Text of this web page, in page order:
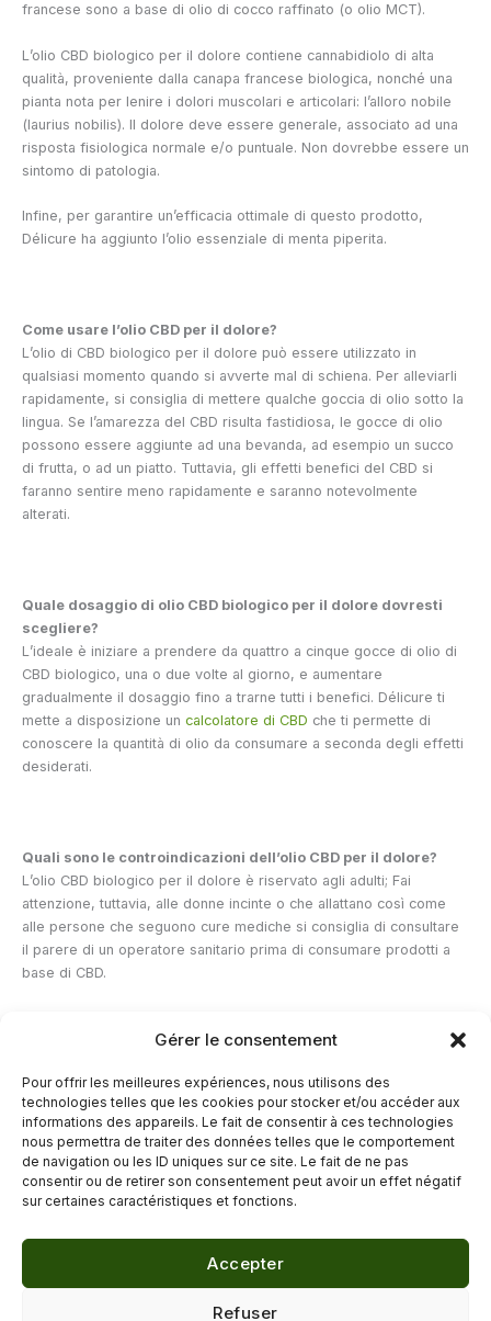
Gérer le consentement
Pour offrir les meilleures expériences, nous utilisons des
technologies telles que les cookies pour stocker et/ou accéder aux
informations des appareils. Le fait de consentir à ces technologies
nous permettra de traiter des données telles que le comportement
de navigation ou les ID uniques sur ce site. Le fait de ne pas
consentir ou de retirer son consentement peut avoir un effet négatif
sur certaines caractéristiques et fonctions.
Accepter
Refuser
francese sono a base di olio di cocco raffinato (o olio MCT).
L’olio CBD biologico per il dolore contiene cannabidiolo di alta
qualità, proveniente dalla canapa francese biologica, nonché una
pianta nota per lenire i dolori muscolari e articolari: l’alloro nobile
(laurius nobilis). Il dolore deve essere generale, associato ad una
risposta fisiologica normale e/o puntuale. Non dovrebbe essere un
sintomo di patologia.
Infine, per garantire un’efficacia ottimale di questo prodotto,
Délicure ha aggiunto l’olio essenziale di menta piperita.
Come usare l’olio CBD per il dolore?
L’olio di CBD biologico per il dolore può essere utilizzato in
qualsiasi momento quando si avverte mal di schiena. Per alleviarli
rapidamente, si consiglia di mettere qualche goccia di olio sotto la
lingua. Se l’amarezza del CBD risulta fastidiosa, le gocce di olio
possono essere aggiunte ad una bevanda, ad esempio un succo
di frutta, o ad un piatto. Tuttavia, gli effetti benefici del CBD si
faranno sentire meno rapidamente e saranno notevolmente
alterati.
Quale dosaggio di olio CBD biologico per il dolore dovresti
scegliere?
L’ideale è iniziare a prendere da quattro a cinque gocce di olio di
CBD biologico, una o due volte al giorno, e aumentare
gradualmente il dosaggio fino a trarne tutti i benefici. Délicure ti
mette a disposizione un calcolatore di CBD che ti permette di
conoscere la quantità di olio da consumare a seconda degli effetti
desiderati.
Quali sono le controindicazioni dell’olio CBD per il dolore?
L’olio CBD biologico per il dolore è riservato agli adulti; Fai
attenzione, tuttavia, alle donne incinte o che allattano così come
alle persone che seguono cure mediche si consiglia di consultare
il parere di un operatore sanitario prima di consumare prodotti a
base di CBD.
—
←Articolo precedente Articolo successivo→